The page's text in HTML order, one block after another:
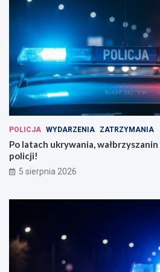
POLICJA WYDARZENIA ZATRZYMANIA
Po latach ukrywania,
policji!
5 sierpnia 2026